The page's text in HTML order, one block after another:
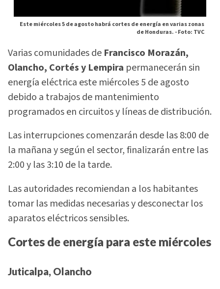
Este miércoles 5 de agosto habrá cortes de energía en varias zonas
de Honduras. -Foto: TVC
Varias comunidades de Francisco Morazán,
Olancho, Cortés y Lempira permanecerán sin
energía eléctrica este miércoles 5 de agosto
debido a trabajos de mantenimiento
programados en circuitos y líneas de distribución.
Las interrupciones comenzarán desde las 8:00 de
la mañana y según el sector, finalizarán entre las
2:00 y las 3:10 de la tarde.
Las autoridades recomiendan a los habitantes
tomar las medidas necesarias y desconectar los
aparatos eléctricos sensibles.
Cortes de energía para este miércoles
Juticalpa, Olancho